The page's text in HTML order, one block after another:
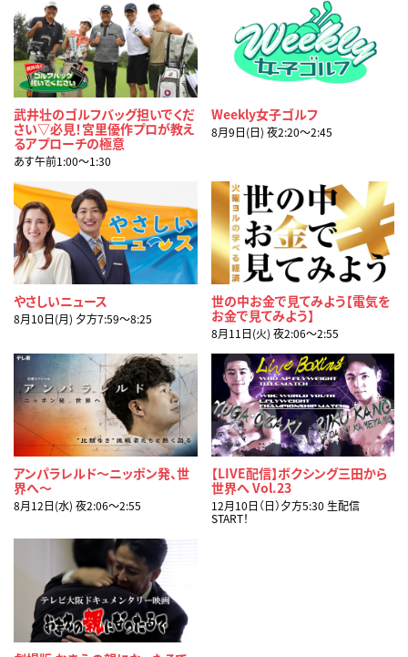
武井壮のゴルフバッグ担いでくだ
さい▽必見！宮里優作プロが教え
るアプローチの極意
あす午前1:00〜1:30
Weekly女子ゴルフ
8月9日(日) 夜2:20〜2:45
やさしいニュース
8月10日(月) 夕方7:59〜8:25
世の中お金で見てみよう【電気を
お金で見てみよう】
8月11日(火) 夜2:06〜2:55
アンパラレルド～ニッポン発、世
界へ～
8月12日(水) 夜2:06〜2:55
【LIVE配信】ボクシング三田から
世界へ Vol.23
12月10日（日）夕方5:30 生配信
START！